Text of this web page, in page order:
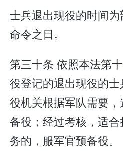
士兵退出现役的时间
命令之日。
第三十条 依照本法第
役登记的退出现役的
役机关根据军队需要
备役；经过考核，适
务的，服军官预备役。